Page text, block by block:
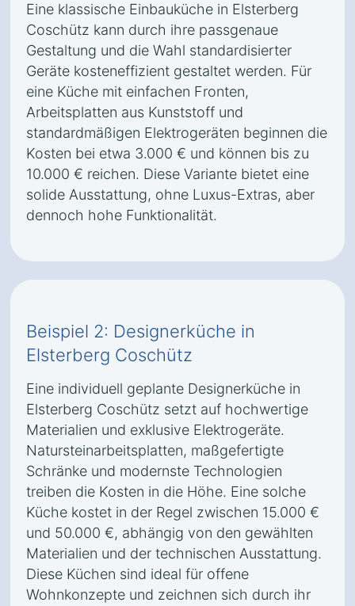
Eine klassische Einbauküche in Elsterberg
Coschütz kann durch ihre passgenaue
Gestaltung und die Wahl standardisierter
Geräte kosteneffizient gestaltet werden. Für
eine Küche mit einfachen Fronten,
Arbeitsplatten aus Kunststoff und
standardmäßigen Elektrogeräten beginnen die
Kosten bei etwa 3.000 € und können bis zu
10.000 € reichen. Diese Variante bietet eine
solide Ausstattung, ohne Luxus-Extras, aber
dennoch hohe Funktionalität.
Beispiel 2: Designerküche in
Elsterberg Coschütz
Eine individuell geplante Designerküche in
Elsterberg Coschütz setzt auf hochwertige
Materialien und exklusive Elektrogeräte.
Natursteinarbeitsplatten, maßgefertigte
Schränke und modernste Technologien
treiben die Kosten in die Höhe. Eine solche
Küche kostet in der Regel zwischen 15.000 €
und 50.000 €, abhängig von den gewählten
Materialien und der technischen Ausstattung.
Diese Küchen sind ideal für offene
Wohnkonzepte und zeichnen sich durch ihr